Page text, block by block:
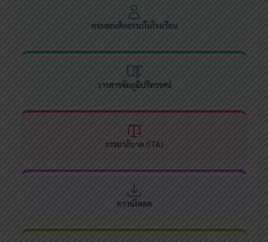
พระสอนศีลธรรมในโรงเรียน
วารสารชัยภูมิปริทรรศน์
ธรรมาภิบาล (ITA)
ดาวน์โหลด